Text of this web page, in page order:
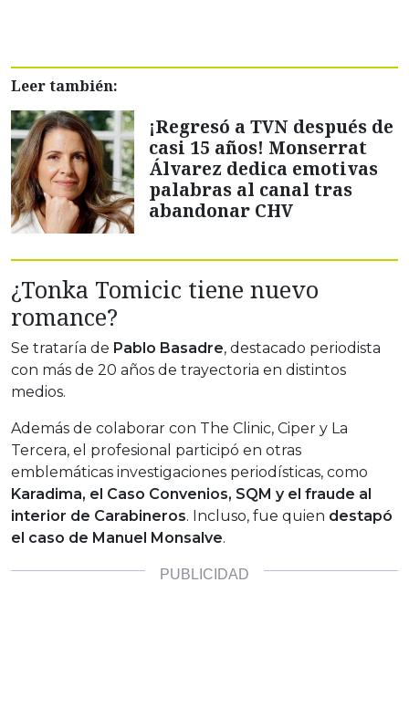
Leer también:
¡Regresó a TVN después de
casi 15 años! Monserrat
Álvarez dedica emotivas
palabras al canal tras
abandonar CHV
¿Tonka Tomicic tiene nuevo
romance?
Se trataría de Pablo Basadre, destacado periodista
con más de 20 años de trayectoria en distintos
medios.
Además de colaborar con The Clinic, Ciper y La
Tercera, el profesional participó en otras
emblemáticas investigaciones periodísticas, como
Karadima, el Caso Convenios, SQM y el fraude al
interior de Carabineros. Incluso, fue quien destapó
el caso de Manuel Monsalve.